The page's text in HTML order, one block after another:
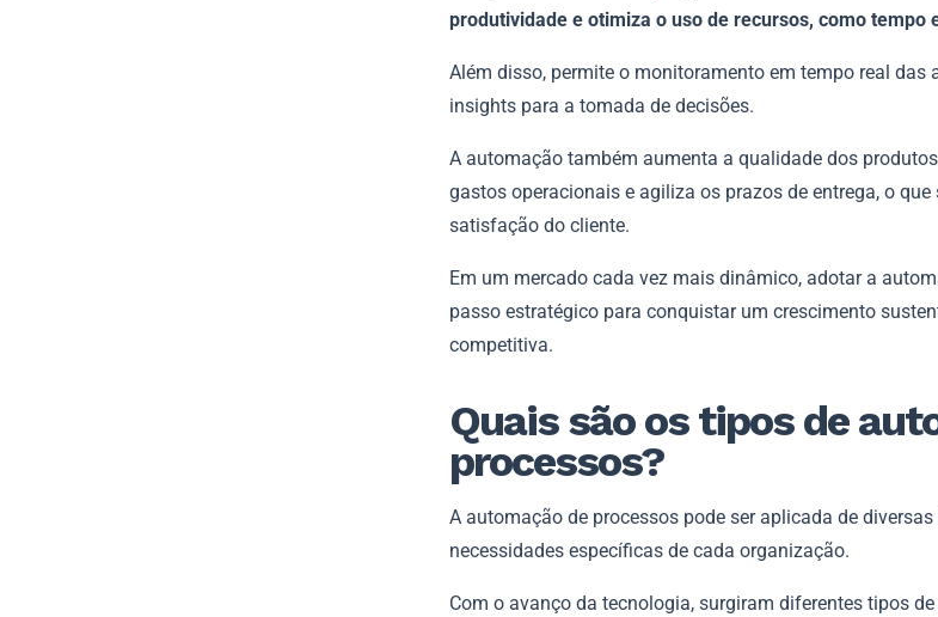
produtividade e otimiza o uso de recursos, como tempo
Além disso, permite o monitoramento em tempo real das
insights para a tomada de decisões.
A automação também aumenta a qualidade dos
gastos operacionais e agiliza os prazos de entrega, o
satisfação do cliente.
Em um mercado cada vez mais dinâmico, adotar a
passo estratégico para conquistar um crescimento
competitiva.
Quais são os tipos de
processos?
A automação de processos pode ser aplicada de
necessidades específicas de cada organização.
Com o avanço da tecnologia, surgiram diferentes tipos